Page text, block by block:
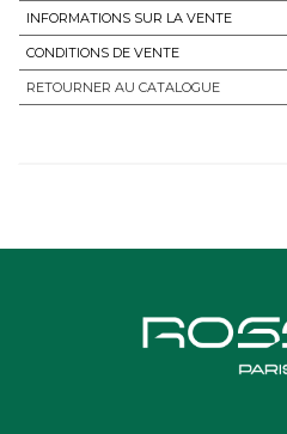
INFORMATIONS SUR LA VENTE
CONDITIONS DE VENTE
RETOURNER AU CATALOGUE